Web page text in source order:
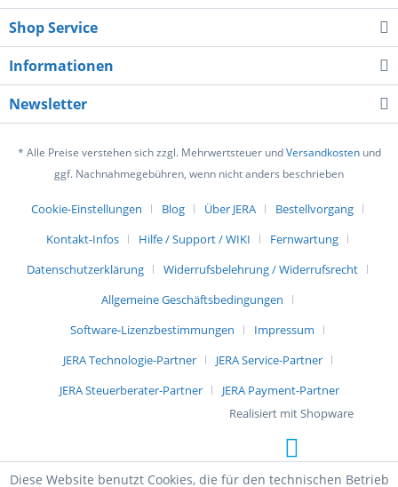
Shop Service
Informationen
Newsletter
* Alle Preise verstehen sich zzgl. Mehrwertsteuer undVersandkostenund
ggf. Nachnahmegebühren, wenn nicht anders beschrieben
Cookie-Einstellungen Blog Über JERA
Bestellvorgang
Kontakt-Infos
Hilfe / Support / WIKI
Fernwartung
Datenschutzerklärung
Widerrufsbelehrung / Widerrufsrecht
Allgemeine Geschäftsbedingungen
Software-Lizenzbestimmungen
Impressum
JERA Technologie-Partner
JERA Service-Partner
JERA Steuerberater-Partner
JERA Payment-Partner
Realisiert mit Shopware
Diese Website benutzt Cookies, die für den technischen Betrieb